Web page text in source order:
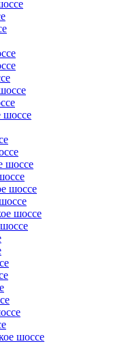
шоссе
шоссе
шоссе
шоссе
шоссе